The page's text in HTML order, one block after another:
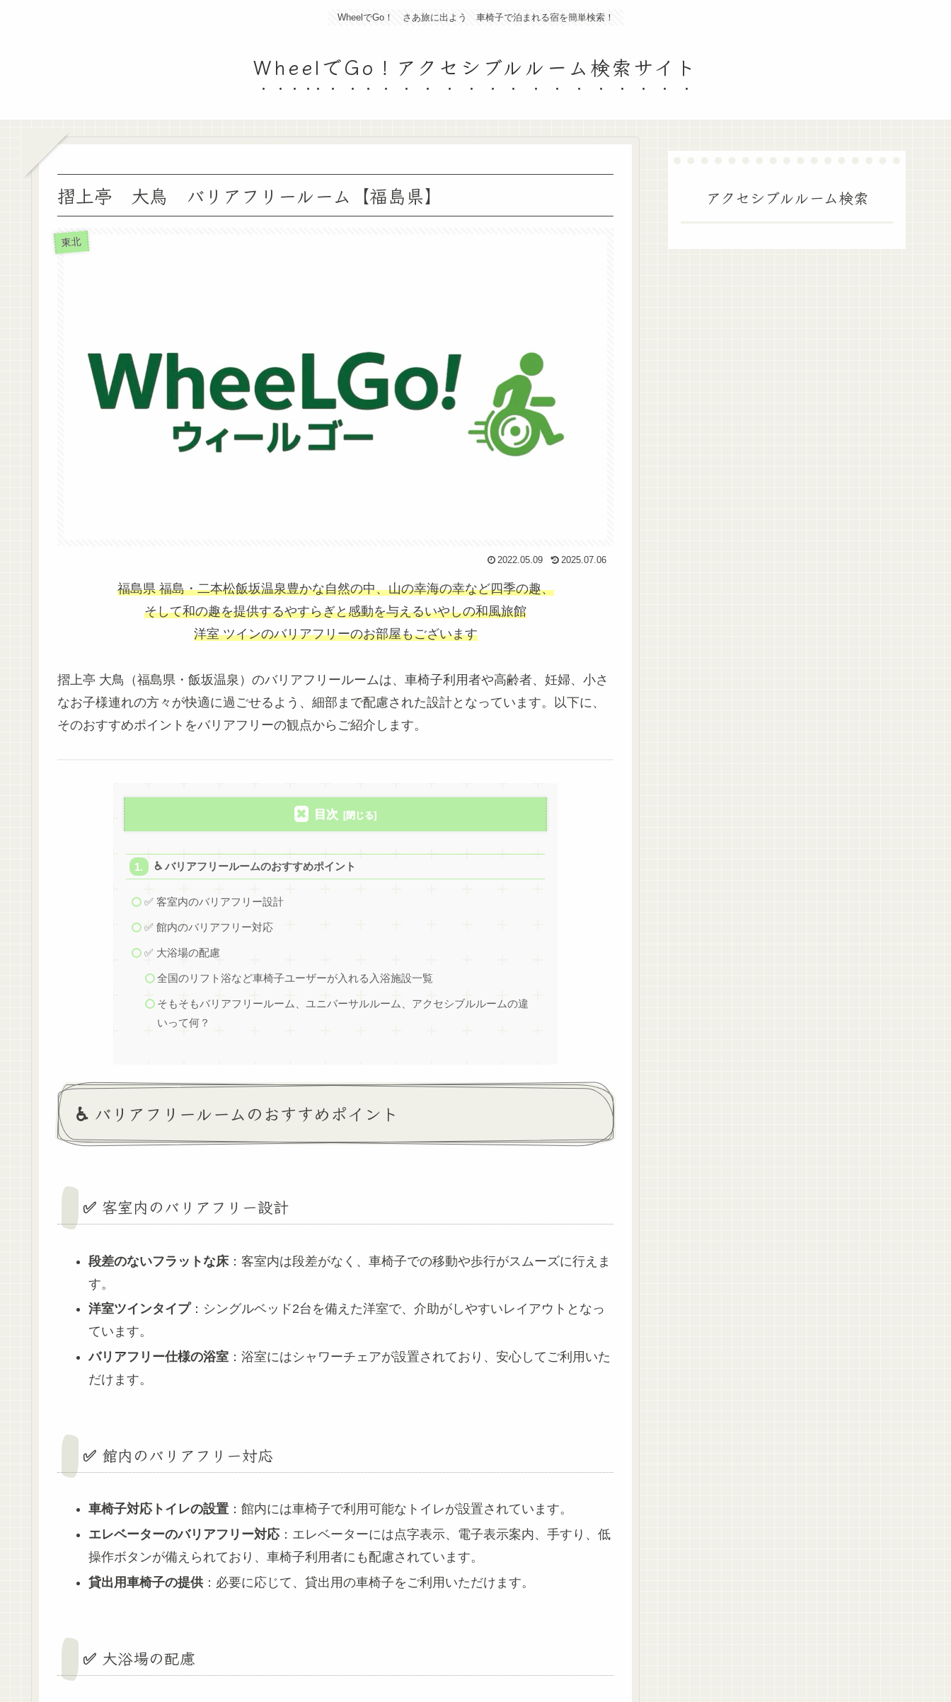
WheelでGo！ さあ旅に出よう 車椅子で泊まれる宿を簡単検索！
WheelでGo！アクセシブルルーム検索サイト
摺上亭 大鳥 バリアフリールーム【福島県】
東北
2022.05.09 2025.07.06
福島県 福島・二本松飯坂温泉豊かな自然の中、山の幸海の幸など四季の趣、
そして和の趣を提供するやすらぎと感動を与えるいやしの和風旅館
洋室 ツインのバリアフリーのお部屋もございます
摺上亭 大鳥（福島県・飯坂温泉）のバリアフリールームは、車椅子利用者や高齢者、妊婦、小さ
なお子様連れの方々が快適に過ごせるよう、細部まで配慮された設計となっています。以下に、
そのおすすめポイントをバリアフリーの観点からご紹介します。
目次
♿ バリアフリールームのおすすめポイント
✅ 客室内のバリアフリー設計
✅ 館内のバリアフリー対応
✅ 大浴場の配慮
全国のリフト浴など車椅子ユーザーが入れる入浴施設一覧
そもそもバリアフリールーム、ユニバーサルルーム、アクセシブルルームの違
いって何？
♿ バリアフリールームのおすすめポイント
✅ 客室内のバリアフリー設計
段差のないフラットな床：客室内は段差がなく、車椅子での移動や歩行がスムーズに行えま
す。
洋室ツインタイプ：シングルベッド2台を備えた洋室で、介助がしやすいレイアウトとなっ
ています。
バリアフリー仕様の浴室：浴室にはシャワーチェアが設置されており、安心してご利用いた
だけます。
✅ 館内のバリアフリー対応
車椅子対応トイレの設置：館内には車椅子で利用可能なトイレが設置されています。
エレベーターのバリアフリー対応：エレベーターには点字表示、電子表示案内、手すり、低
操作ボタンが備えられており、車椅子利用者にも配慮されています。
貸出用車椅子の提供：必要に応じて、貸出用の車椅子をご利用いただけます。
✅ 大浴場の配慮
アクセシブルルーム検索